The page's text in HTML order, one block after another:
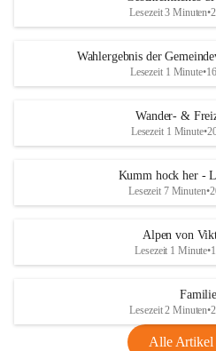
Lesezeit 3 Minuten•
Wahlergebnis der
Lesezeit 1 Minute•
Wander- &
Lesezeit 1 Minute•
Kumm hock her -
Lesezeit 7 Minuten•
Alpen von
Lesezeit 1 Minute•
Familie
Lesezeit 2 Minuten•
Alle Artikel